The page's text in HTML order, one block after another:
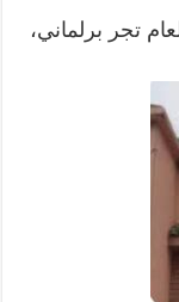
تجر برلماني،